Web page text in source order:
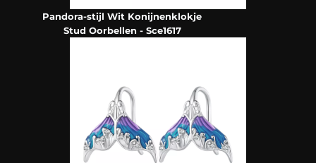
Pandora-stijl Wit Konijnenklokje
Stud Oorbellen - Sce1617